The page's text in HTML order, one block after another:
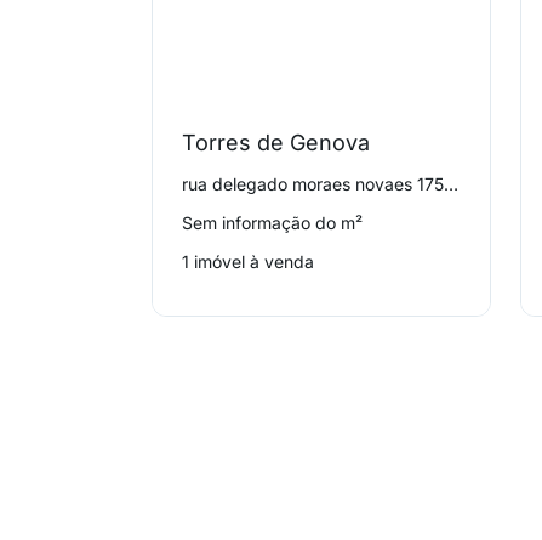
Torres de Genova
rua delegado moraes novaes 175, Vila Andrade
Sem informação do m²
1 imóvel à venda